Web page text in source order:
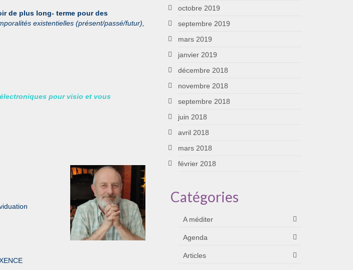
de plus long- terme pour des
existentielles (présent/passé/futur),
pour visio et vous
octobre 2019
septembre 2019
mars 2019
janvier 2019
décembre 2018
novembre 2018
septembre 2018
juin 2018
avril 2018
mars 2018
février 2018
Catégories
A méditer
Agenda
Articles